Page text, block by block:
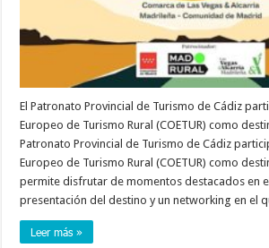
El Patronato Provincial de Turismo de Cádiz
Europeo de Turismo Rural (COETUR) como
Patronato Provincial de Turismo de Cádiz
Europeo de Turismo Rural (COETUR) como
permite disfrutar de momentos destacados en
presentación del destino y un networking en el
Leer más »